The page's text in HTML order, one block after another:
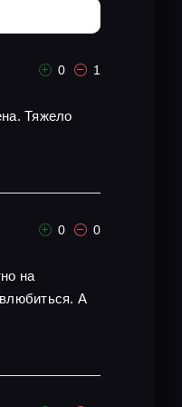
0 1
Тяжело
0 0
на
А